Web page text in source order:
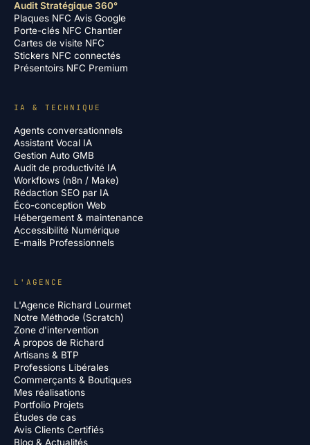
Audit Stratégique 360°
Plaques NFC Avis Google
Porte-clés NFC Chantier
Cartes de visite NFC
Stickers NFC connectés
Présentoirs NFC Premium
IA & TECHNIQUE
Agents conversationnels
Assistant Vocal IA
Gestion Auto GMB
Audit de productivité IA
Workflows (n8n / Make)
Rédaction SEO par IA
Éco-conception Web
Hébergement & maintenance
Accessibilité Numérique
E-mails Professionnels
L'AGENCE
L'Agence Richard Lourmet
Notre Méthode (Scratch)
Zone d'intervention
À propos de Richard
Artisans & BTP
Professions Libérales
Commerçants & Boutiques
Mes réalisations
Portfolio Projets
Études de cas
Avis Clients Certifiés
Blog & Actualités